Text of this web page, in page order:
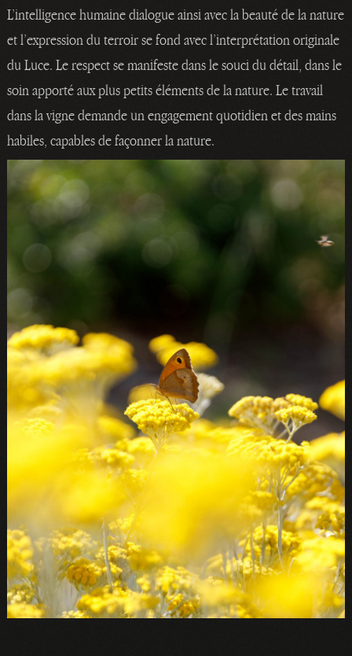
L’intelligence humaine dialogue ainsi avec la beauté de la nature
et l’expression du terroir se fond avec l’interprétation originale
du Luce. Le respect se manifeste dans le souci du détail, dans le
soin apporté aux plus petits éléments de la nature. Le travail
dans la vigne demande un engagement quotidien et des mains
habiles, capables de façonner la nature.